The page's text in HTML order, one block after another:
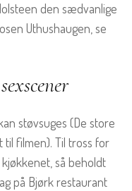
den sædvanlige
Uthushaugen, se
støvsuges (De store
til filmen). Til tross for
så beholdt
på Bjørk restaurant